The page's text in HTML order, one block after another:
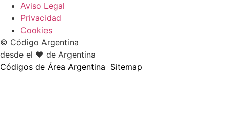
Aviso Legal
Privacidad
Cookies
© Código Argentina
desde el ♥ de Argentina
Códigos de Área Argentina Sitemap